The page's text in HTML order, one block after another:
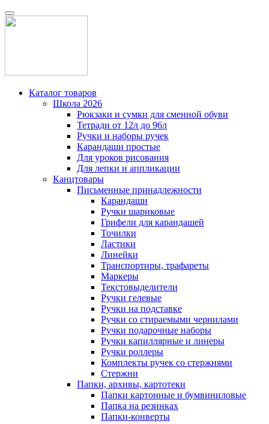
Каталог товаров
Школа 2026
Рюкзаки и сумки для сменной обуви
Тетради от 12л до 96л
Ручки и наборы ручек
Карандаши простые
Для уроков рисования
Для лепки и аппликации
Канцтовары
Письменные принадлежности
Карандаши
Ручки шариковые
Грифели для карандашей
Точилки
Ластики
Линейки
Транспортиры, трафареты
Маркеры
Текстовыделители
Ручки гелевые
Ручки на подставке
Ручки со стираемыми чернилами
Ручки подарочные наборы
Ручки капиллярные и линеры
Ручки роллеры
Комплекты ручек со стержнями
Стержни
Папки, архивы, картотеки
Папки картонные и бумвиниловые
Папка на резинках
Папки-конверты